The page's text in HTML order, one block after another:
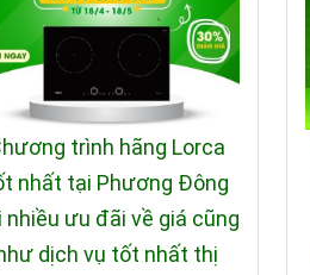
trình hãng Lorca
nhất tại Phương Đông
nhiều ưu đãi về giá cũng
dịch vụ tốt nhất thị